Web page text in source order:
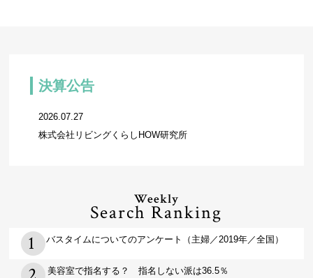
決算公告
2026.07.27
株式会社リビングくらしHOW研究所
Weekly
Search Ranking
バスタイムについてのアンケート（主婦／2019年／全国）
美容室で指名する？ 指名しない派は36.5％